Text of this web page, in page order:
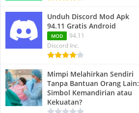
Unduh Discord Mod Apk
94.11 Gratis Android
MOD
94.11
Discord Inc.
Mimpi Melahirkan Sendiri
Tanpa Bantuan Orang Lain:
Simbol Kemandirian atau
Kekuatan?